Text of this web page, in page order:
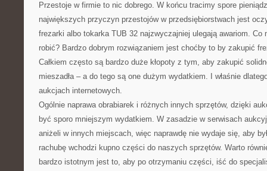
Przestoje w firmie to nic dobrego. W końcu tracimy spore
największych przyczyn przestojów w przedsiębiorstwach jest
frezarki albo tokarka TUB 32 najzwyczajniej ulegają awariom. Co
robić? Bardzo dobrym rozwiązaniem jest choćby to by zakupić
Całkiem często są bardzo duże kłopoty z tym, aby zakupić
mieszadła – a do tego są one dużym wydatkiem. I właśnie
aukcjach internetowych.
Ogólnie naprawa obrabiarek i różnych innych sprzętów, dzięki
być sporo mniejszym wydatkiem. W zasadzie w serwisach
aniżeli w innych miejscach, więc naprawdę nie wydaje się, aby
rachubę wchodzi kupno części do naszych sprzętów. Warto
bardzo istotnym jest to, aby po otrzymaniu części, iść do